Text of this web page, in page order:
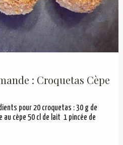
: Croquetas Cèpe
pour 20 croquetas : 30 g de
au cèpe 50 cl de lait 1 pincée de